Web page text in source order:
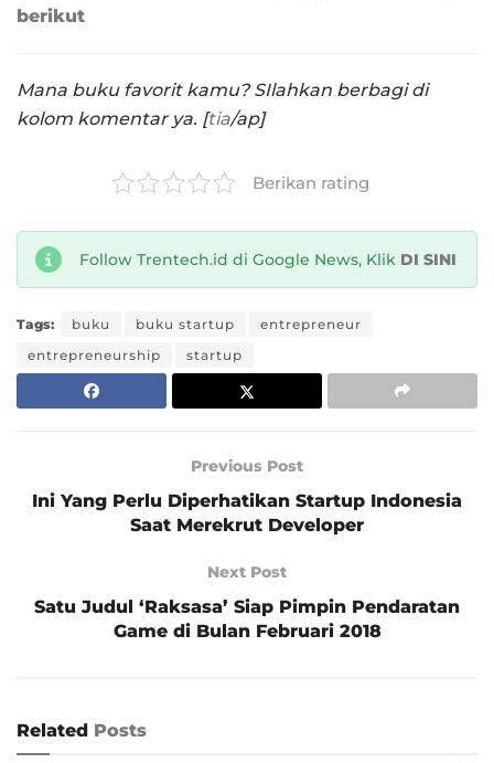
berikut
Mana buku favorit kamu? SIlahkan berbagi di
kolom komentar ya. [tia/ap]
Berikan rating
Follow Trentech.id di Google News, Klik DI SINI
Tags: buku buku startup
entrepreneur
entrepreneurship
startup
Previous Post
Ini Yang Perlu Diperhatikan Startup Indonesia
Saat Merekrut Developer
Next Post
Satu Judul ‘Raksasa’ Siap Pimpin Pendaratan
Game di Bulan Februari 2018
Related Posts